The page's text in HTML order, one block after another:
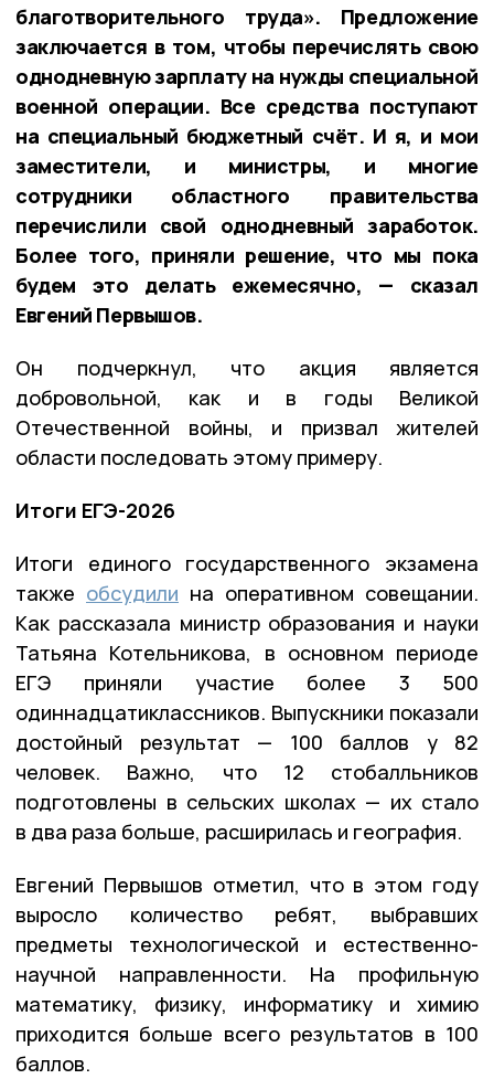
благотворительного труда». Предложение
заключается в том, чтобы перечислять свою
однодневную зарплату на нужды специальной
военной операции. Все средства поступают
на специальный бюджетный счёт. И я, и мои
заместители, и министры, и многие
сотрудники областного правительства
перечислили свой однодневный заработок.
Более того, приняли решение, что мы пока
будем это делать ежемесячно, — сказал
Евгений Первышов.
Он подчеркнул, что акция является
добровольной, как и в годы Великой
Отечественной войны, и призвал жителей
области последовать этому примеру.
Итоги ЕГЭ-2026
Итоги единого государственного экзамена
также обсудили на оперативном совещании.
Как рассказала министр образования и науки
Татьяна Котельникова, в основном периоде
ЕГЭ приняли участие более 3 500
одиннадцатиклассников. Выпускники показали
достойный результат — 100 баллов у 82
человек. Важно, что 12 стобалльников
подготовлены в сельских школах — их стало
в два раза больше, расширилась и география.
Евгений Первышов отметил, что в этом году
выросло количество ребят, выбравших
предметы технологической и естественно-
научной направленности. На профильную
математику, физику, информатику и химию
приходится больше всего результатов в 100
баллов.